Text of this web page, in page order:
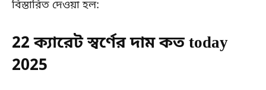
বিস্তারিত দেওয়া হল:
22 ক্যারেট স্বর্ণের দাম কত today
2025